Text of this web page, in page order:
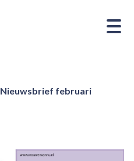
Nieuwsbrief februari